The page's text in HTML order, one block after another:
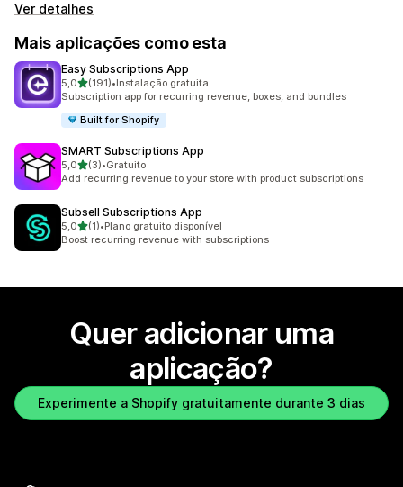
Ver detalhes
Mais aplicações como esta
Easy Subscriptions App
5,0de 5 estrelas
(191)
191 total de avaliações
•Instalação gratuita
Subscription app for recurring revenue, boxes, and bundles
Built for Shopify
SMART Subscriptions App
5,0de 5 estrelas
(3)
3 total de avaliações
•Gratuito
Add recurring revenue to your store with product subscriptions
Subsell Subscriptions App
5,0de 5 estrelas
(1)
1 total de avaliações
•Plano gratuito disponível
Boost recurring revenue with subscriptions
Quer adicionar uma
aplicação?
Experimente a Shopify gratuitamente durante 3 dias